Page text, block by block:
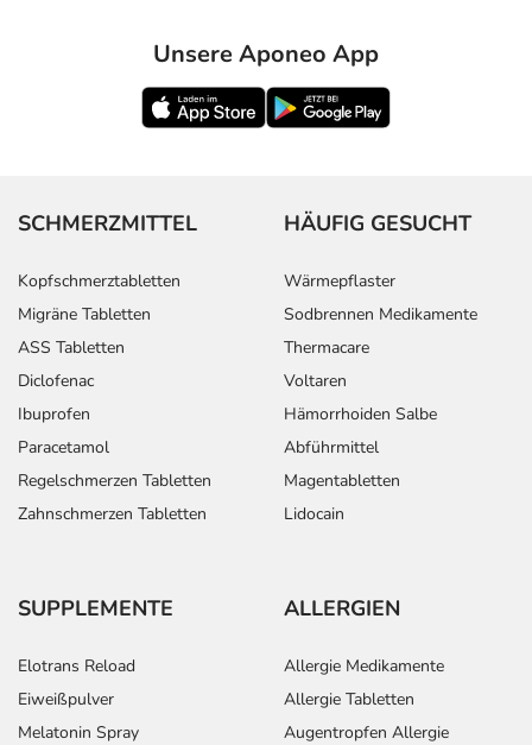
Unsere Aponeo App
SCHMERZMITTEL
Kopfschmerztabletten
Migräne Tabletten
ASS Tabletten
Diclofenac
Ibuprofen
Paracetamol
Regelschmerzen Tabletten
Zahnschmerzen Tabletten
HÄUFIG GESUCHT
Wärmepflaster
Sodbrennen Medikamente
Thermacare
Voltaren
Hämorrhoiden Salbe
Abführmittel
Magentabletten
Lidocain
SUPPLEMENTE
Elotrans Reload
Eiweißpulver
Melatonin Spray
ALLERGIEN
Allergie Medikamente
Allergie Tabletten
Augentropfen Allergie